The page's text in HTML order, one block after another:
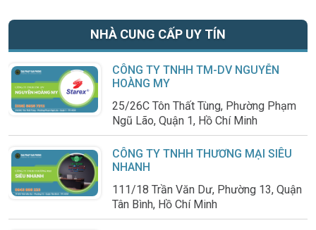
NHÀ CUNG CẤP UY TÍN
CÔNG TY TNHH TM-DV NGUYỄN
HOÀNG MY
25/26C Tôn Thất Tùng, Phường Phạm
Ngũ Lão, Quận 1, Hồ Chí Minh
CÔNG TY TNHH THƯƠNG MẠI SIÊU
NHANH
111/18 Trần Văn Dư, Phường 13, Quận
Tân Bình, Hồ Chí Minh